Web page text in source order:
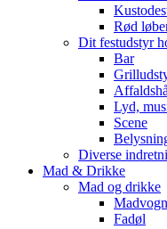
Rød
Dit festudstyr
Bar
Lyd,
Scene
Diverse
Mad & Drikke
Mad og drikke
Fadøl